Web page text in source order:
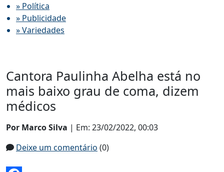
» Política
» Publicidade
» Variedades
Cantora Paulinha Abelha está no
mais baixo grau de coma, dizem
médicos
Por Marco Silva | Em: 23/02/2022, 00:03
Deixe um comentário (0)